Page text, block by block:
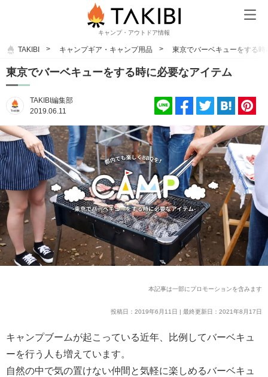
キャンプ・アウトドア情報
TAKIBI キャンプギア・キャンプ用品 東京でバーベキューをする
東京でバーベキューをする時に必要なアイテム
TAKIBI編集部
2019.06.11
本記事は一部にプロモーションを含みます
投稿日：2019年6月11日 | 最終更新日：2021年8月17日
キャンプブームが起こっている近年、比例してバーベキュ
ーを行う人も増えています。
自然の中で気の置けない仲間と気軽に楽しめるバーベキュ